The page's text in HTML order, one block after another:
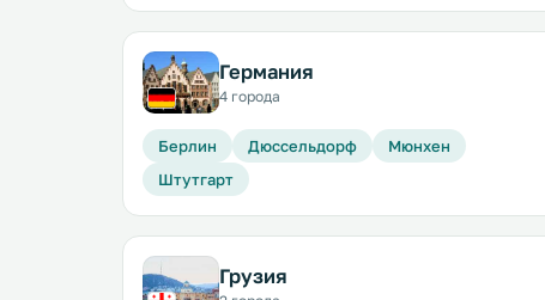
Германия
4 города
Берлин Дюссельдорф
Мюнхен
Штутгарт
Грузия